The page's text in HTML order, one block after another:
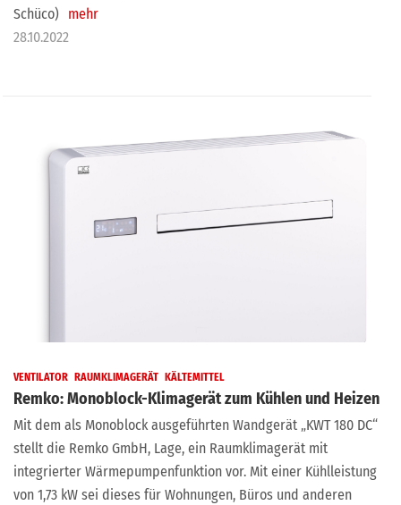
Schüco) mehr
28.10.2022
VENTILATOR RAUMKLIMAGERÄT KÄLTEMITTEL
Remko: Monoblock-Klimagerät zum Kühlen und Heizen
Mit dem als Monoblock ausgeführten Wandgerät „KWT 180 DC“
stellt die Remko GmbH, Lage, ein Raumklimagerät mit
integrierter Wärmepumpenfunktion vor. Mit einer Kühlleistung
von 1,73 kW sei dieses für Wohnungen, Büros und anderen